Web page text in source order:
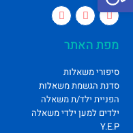
מפת האתר
סיפורי משאלות
סדנת הגשמת משאלות
הפניית ילד/ת משאלה
ילדים למען ילדי משאלה
Y.E.P